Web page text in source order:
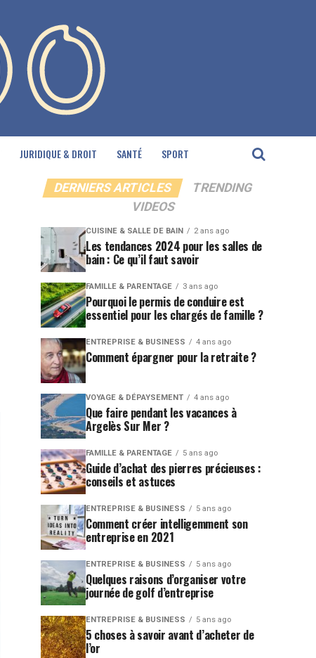
JURIDIQUE & DROIT SANTÉ SPORT
DERNIERS ARTICLES
TRENDING
VIDEOS
CUISINE & SALLE DE BAIN 2 ans ago
Les tendances 2024 pour les salles de
bain : Ce qu’il faut savoir
FAMILLE & PARENTAGE 3 ans ago
Pourquoi le permis de conduire est
essentiel pour les chargés de famille ?
ENTREPRISE & BUSINESS 4 ans ago
Comment épargner pour la retraite ?
VOYAGE & DÉPAYSEMENT 4 ans ago
Que faire pendant les vacances à
Argelès Sur Mer ?
FAMILLE & PARENTAGE 5 ans ago
Guide d’achat des pierres précieuses :
conseils et astuces
ENTREPRISE & BUSINESS 5 ans ago
Comment créer intelligemment son
entreprise en 2021
ENTREPRISE & BUSINESS 5 ans ago
Quelques raisons d’organiser votre
journée de golf d’entreprise
ENTREPRISE & BUSINESS 5 ans ago
5 choses à savoir avant d’acheter de
l’or